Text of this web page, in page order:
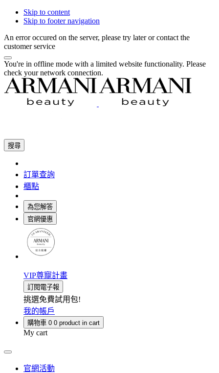
Skip to content
Skip to footer navigation
An error occured on the server, please try later or contact the
customer service
You're in offline mode with a limited website functionality. Please
check your network connection.
搜尋
訂單查詢
櫃點
為您解答
官網優惠
VIP尊寵計畫
訂閱電子報
挑選免費試用包!
我的帳戶
購物車 0 0 product in cart
My cart
官網活動